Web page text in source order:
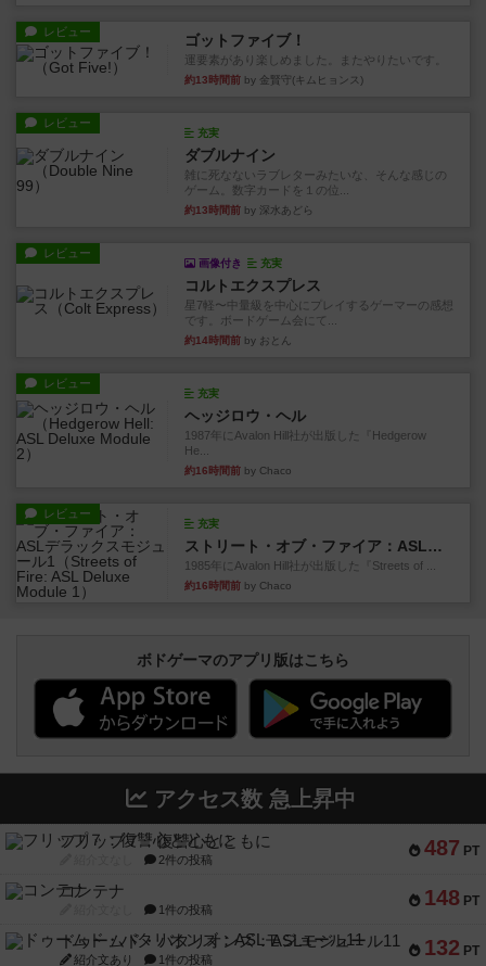
レビュー ゴットファイブ！
運要素があり楽しめました。またやりたいです。
約13時間前 by 金賢守(キムヒョンス)
レビュー
充実
ダブルナイン
雑に死なないラブレターみたいな、そんな感じの
ゲーム。数字カードを１の位...
約13時間前 by 深水あどら
レビュー
画像付き 充実
コルトエクスプレス
星7軽〜中量級を中心にプレイするゲーマーの感想
です。ボードゲーム会にて...
約14時間前 by おとん
レビュー
充実
ヘッジロウ・ヘル
1987年にAvalon Hill社が出版した『Hedgerow
He...
約16時間前 by Chaco
レビュー
充実
ストリート・オブ・ファイア：ASLデラックスモジュール1
1985年にAvalon Hill社が出版した『Streets of ...
約16時間前 by Chaco
ボドゲーマのアプリ版はこちら
アクセス数 急上昇中
487 PT
フリップ７：復讐心とともに
2件の投稿
148 PT
コンテナ
1件の投稿
132 PT
ドゥームド・バタリオンズ：ASLモジュール11
紹介文あり 1件の投稿